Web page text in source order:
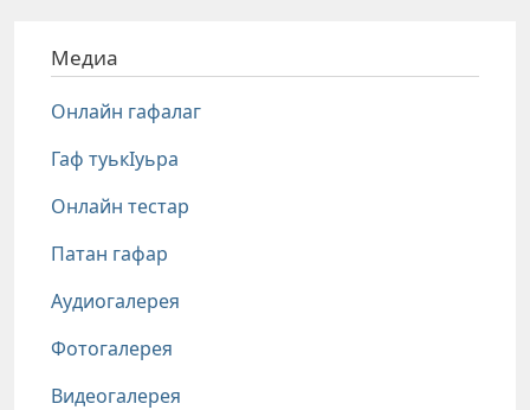
Медиа
Онлайн гафалаг
Гаф туькIуьра
Онлайн тестар
Патан гафар
Аудиогалерея
Фотогалерея
Видеогалерея